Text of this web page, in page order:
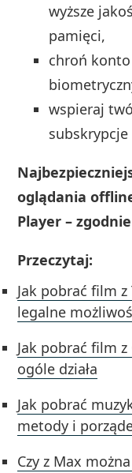
wyższe
pamięci,
chroń konto
wspieraj
oglądania
Player –
Przeczytaj:
Jak pobrać film z
legalne
Jak pobrać film
ogóle działa
Jak pobrać
metody i
Czy z Max